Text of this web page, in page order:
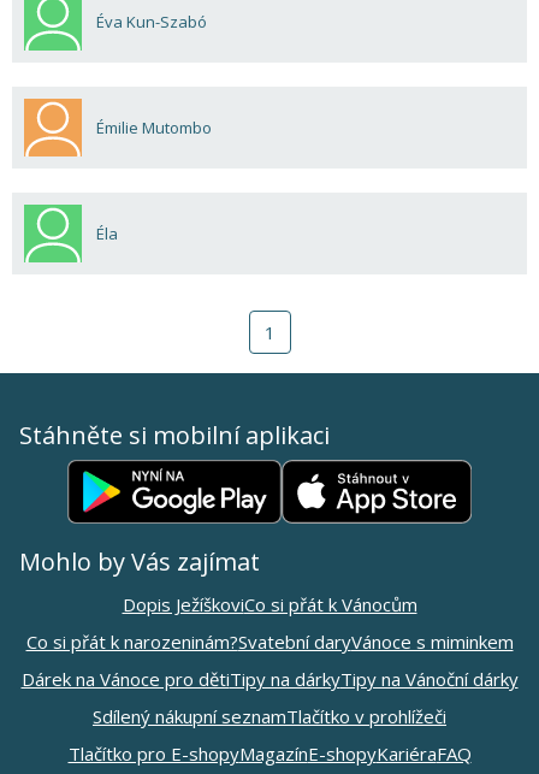
Éva Kun-Szabó
Émilie Mutombo
Éla
1
Stáhněte si mobilní aplikaci
Mohlo by Vás zajímat
Dopis JežíškoviCo si přát k Vánocům
Co si přát k narozeninám?Svatební daryVánoce s miminkem
Dárek na Vánoce pro dětiTipy na dárkyTipy na Vánoční dárky
Sdílený nákupní seznamTlačítko v prohlížeči
Tlačítko pro E-shopyMagazínE-shopyKariéraFAQ